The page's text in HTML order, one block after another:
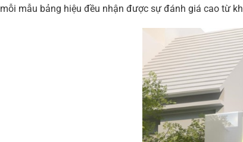
mỗi mẫu bảng hiệu đều nhận được sự đánh giá cao từ